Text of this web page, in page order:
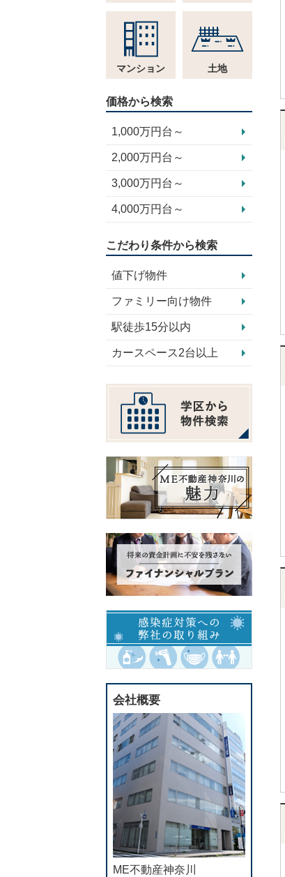
マンション 土地
価格から検索
1,000万円台～
2,000万円台～
3,000万円台～
4,000万円台～
こだわり条件から検索
値下げ物件
ファミリー向け物件
駅徒歩15分以内
カースペース2台以上
会社概要
ME不動産神奈川